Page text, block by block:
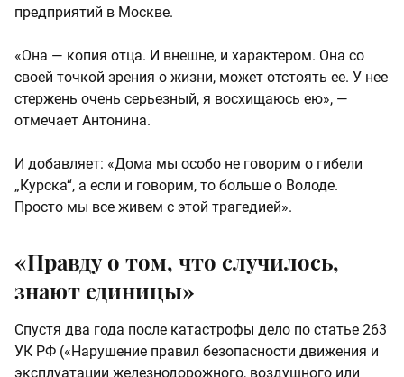
предприятий в Москве.
«Она — копия отца. И внешне, и характером. Она со
своей точкой зрения о жизни, может отстоять ее. У нее
стержень очень серьезный, я восхищаюсь ею», —
отмечает Антонина.
И добавляет: «Дома мы особо не говорим о гибели
„Курска“, а если и говорим, то больше о Володе.
Просто мы все живем с этой трагедией».
«Правду о том, что случилось,
знают единицы»
Спустя два года после катастрофы дело по статье 263
УК РФ («Нарушение правил безопасности движения и
эксплуатации железнодорожного, воздушного или